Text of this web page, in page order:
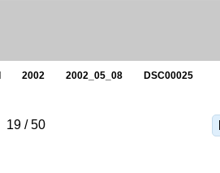
2002 2002_05_08 DSC00025
19 / 50